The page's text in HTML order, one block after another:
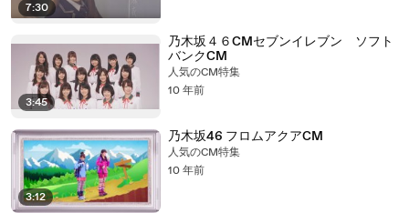
7:30
3:45
乃木坂４６CMセブンイレブン ソフト
バンクCM
人気のCM特集
10 年前
3:12
乃木坂46 フロムアクアCM
人気のCM特集
10 年前